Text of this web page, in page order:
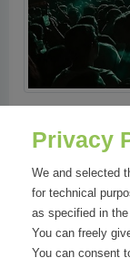
Privacy
We and selected
for technical
as specified in the
You can freely
You can consent